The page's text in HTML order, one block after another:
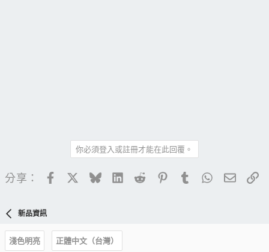
你必須登入或註冊才能在此回覆。
分享： FacebookBlueskyLinkedIn
Reddit PinterestTumblrWhatsApp
電子
新品資訊
淺色明亮
正體中文（台灣）